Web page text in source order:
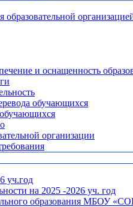
и оснащенность
обучающихся
организации
уч.год
на 2025 -2026 уч. год
образования МБОУ